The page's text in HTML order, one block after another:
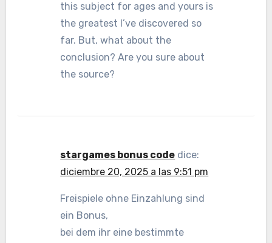
this subject for ages and yours is
the greatest I’ve discovered so
far. But, what about the
conclusion? Are you sure about
the source?
stargames bonus code dice:
diciembre 20, 2025 a las 9:51 pm
Freispiele ohne Einzahlung sind
ein Bonus,
bei dem ihr eine bestimmte